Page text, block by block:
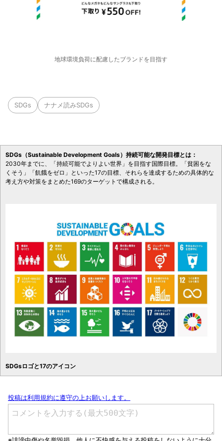
地球環境負荷に配慮したブランドを目指す
SDGs ナナメ読みSDGs
SDGs（Sustainable Development Goals）持続可能な開発目標とは：
2030年までに、「持続可能でよりよい世界」を目指す国際目標。「貧困をな
くそう」「飢餓をゼロ」といった17の目標、それらを達成するための具体的な
考え方や対策をまとめた169のターゲットで構成される。
SDGsロゴと17のアイコン